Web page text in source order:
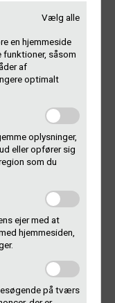
Vælg alle
en hjemmeside
såsom
af
optimalt
oplysninger,
eller opfører sig
som du
ejer med at
hjemmesiden,
på tværs
online på Mit
og følg
når din
Gramex har
end 30 lande, som
med